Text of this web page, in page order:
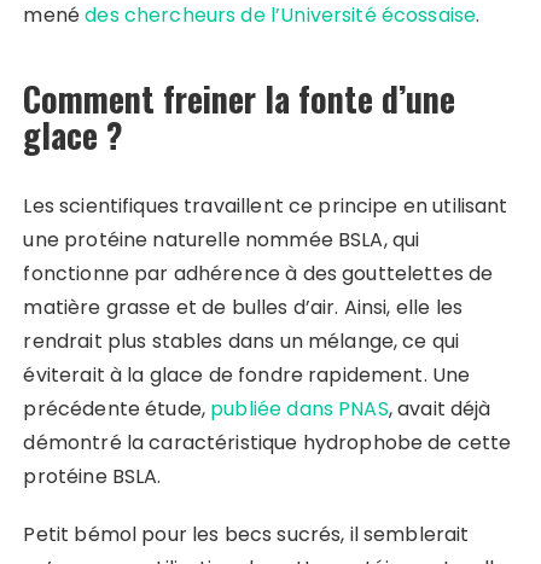
menédes chercheurs de l’Université écossaise.
Comment freiner la fonte d’une
glace ?
Les scientifiques travaillent ce principe en utilisant
une protéine naturelle nommée BSLA, qui
fonctionne par adhérence à des gouttelettes de
matière grasse et de bulles d’air. Ainsi, elle les
rendrait plus stables dans un mélange, ce qui
éviterait à la glace de fondre rapidement. Une
précédente étude, publiée dans PNAS, avait déjà
démontré la caractéristique hydrophobe de cette
protéine BSLA.
Petit bémol pour les becs sucrés, il semblerait